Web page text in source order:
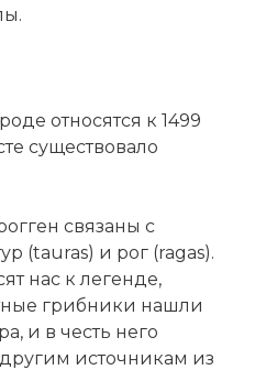
относятся к 1499
существовало
связаны с
(tauras) и рог (ragas).
нас к легенде,
грибники нашли
, и в честь него
другим источникам из